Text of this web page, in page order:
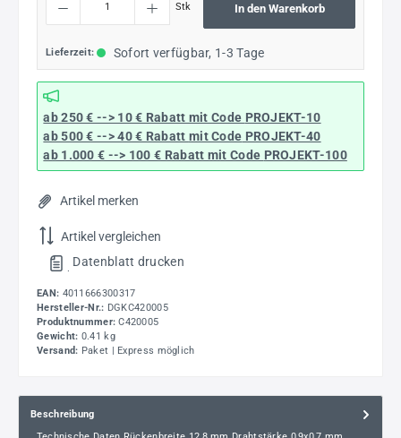
Stk In den Warenkorb
Lieferzeit: Sofort verfügbar, 1-3 Tage
ab 250 € --> 10 € Rabatt mit Code PROJEKT-10
ab 500 € --> 40 € Rabatt mit Code PROJEKT-40
ab 1.000 € --> 100 € Rabatt mit Code PROJEKT-100
Artikel merken
Artikel vergleichen
. Datenblatt drucken
EAN: 4011666300317
Hersteller-Nr.: DGKC420005
Produktnummer: C420005
Gewicht: 0.41 kg
Versand: Paket | Express möglich
Beschreibung